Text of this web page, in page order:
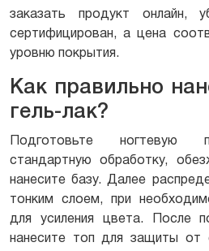
заказать продукт онлайн,
сертифицирован, а цена
уровню покрытия.
Как правильно
гель-лак?
Подготовьте ногтевую
стандартную обработку,
нанесите базу. Далее
тонким слоем, при
для усиления цвета. После
нанесите топ для защиты от